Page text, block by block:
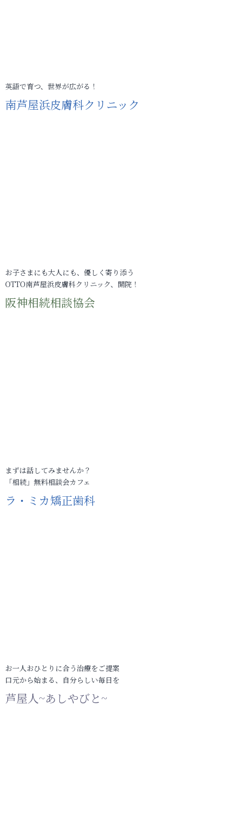
英語で育つ、世界が広がる！
南芦屋浜皮膚科クリニック
お子さまにも大人にも、優しく寄り添う
OTTO南芦屋浜皮膚科クリニック、開院！
阪神相続相談協会
まずは話してみませんか？
「相続」無料相談会カフェ
ラ・ミカ矯正歯科
お一人おひとりに合う治療をご提案
口元から始まる、自分らしい毎日を
芦屋人~あしやびと~